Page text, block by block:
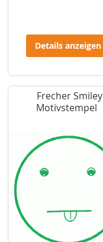
Details anzeigen
Frecher Smiley
Motivstempel